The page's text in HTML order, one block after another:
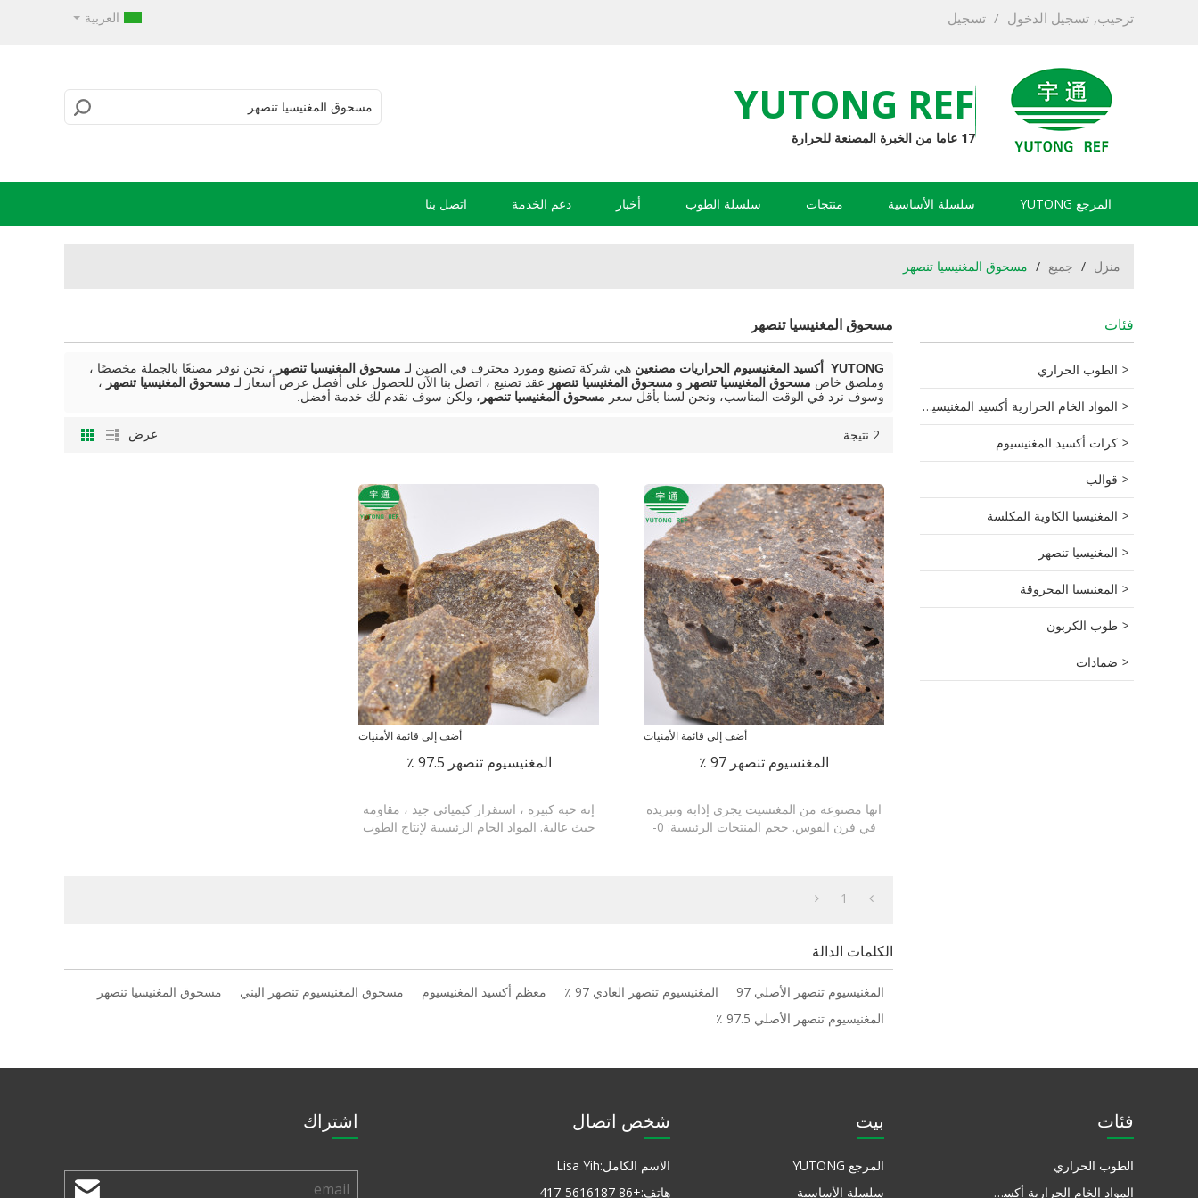
ترحيب, تسجيل الدخول / تسجيل العربية
YUTONG REF
17 عاما من الخبرة المصنعة للحرارة
المرجع YUTONG سلسلة الأساسية منتجات سلسلة الطوب أخبار دعم الخدمة اتصل بنا
منزل / جميع / مسحوق المغنيسيا تنصهر
فئات
الطوب الحراري
المواد الخام الحرارية أكسيد المغنيسيوم
كرات أكسيد المغنيسيوم
قوالب
المغنيسيا الكاوية المكلسة
المغنيسيا تنصهر
المغنيسيا المحروقة
طوب الكربون
ضمادات
مسحوق المغنيسيا تنصهر
YUTONG أكسيد المغنيسيوم الحراريات مصنعين هي شركة تصنيع ومورد محترف في الصين لـ مسحوق المغنيسيا تنصهر ، نحن نوفر مصنعًا بالجملة مخصصًا ،
وملصق خاص مسحوق المغنيسيا تنصهر و مسحوق المغنيسيا تنصهر عقد تصنيع ، اتصل بنا الآن للحصول على أفضل عرض أسعار لـ مسحوق المغنيسيا تنصهر ،
وسوف نرد في الوقت المناسب، ونحن لسنا بأقل سعر مسحوق المغنيسيا تنصهر ، ولكن سوف نقدم لك خدمة أفضل.
2 نتيجة عرض
أضف إلى قائمة الأمنيات
المغنسيوم تنصهر 97 ٪
انها مصنوعة من المغنسيت يجري إذابة وتبريده
في فرن القوس. حجم المنتجات الرئيسية: 0-
أضف إلى قائمة الأمنيات
المغنيسيوم تنصهر 97.5 ٪
إنه حبة كبيرة ، استقرار كيميائي جيد ، مقاومة
خبث عالية. المواد الخام الرئيسية لإنتاج الطوب
1
الكلمات الدالة
المغنيسيوم تنصهر الأصلي 97 المغنيسيوم تنصهر العادي 97 ٪ معظم أكسيد المغنيسيوم مسحوق المغنيسيوم تنصهر البني
مسحوق المغنيسيا تنصهر
المغنيسيوم تنصهر الأصلي 97.5 ٪
فئات
الطوب الحراري
المواد الخام الحرارية أكسيد المغنيسيوم
بيت
المرجع YUTONG
سلسلة الأساسية
شخص اتصال
الاسم الكامل:Lisa Yih
هاتف:+86 417-5616187
اشتراك